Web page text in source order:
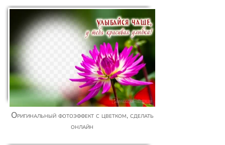
Оригинальный фотоэффект с цветком, сделать
онлайн